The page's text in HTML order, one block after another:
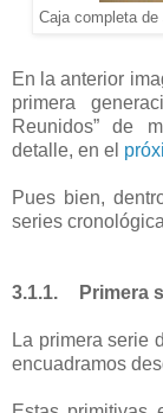
Caja completa de
En la anterior
primera
Reunidos” de
detalle, en el
Pues bien,
series
3.1.1. Primera
La primera serie
encuadramos